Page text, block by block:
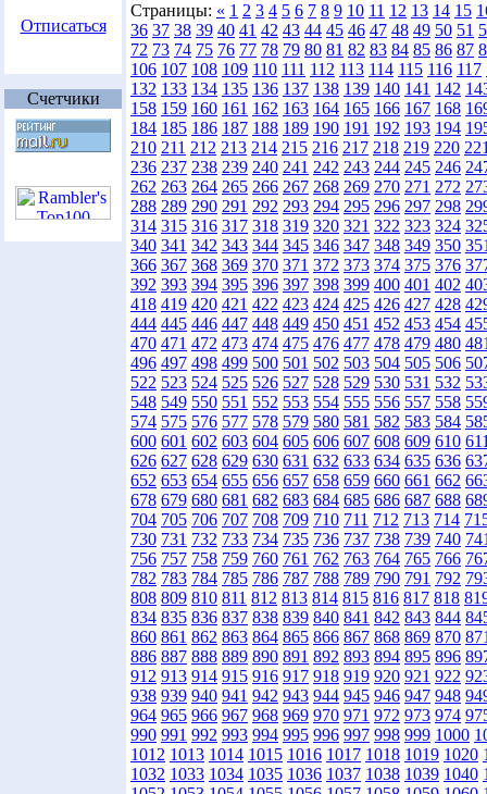
Отписаться
Счетчики
Страницы: « 1 2 3 4 5 6 7 8 9 10 11 12 13 14 15
36 37 38 39 40 41 42 43 44 45 46 47 48 49 50 51
72 73 74 75 76 77 78 79 80 81 82 83 84 85 86 87
106 107 108 109 110 111 112 113 114 115 116 117
132 133 134 135 136 137 138 139 140 141 142
158 159 160 161 162 163 164 165 166 167 168
184 185 186 187 188 189 190 191 192 193 194
210 211 212 213 214 215 216 217 218 219 220
236 237 238 239 240 241 242 243 244 245 246
262 263 264 265 266 267 268 269 270 271 272
288 289 290 291 292 293 294 295 296 297 298
314 315 316 317 318 319 320 321 322 323 324
340 341 342 343 344 345 346 347 348 349 350
366 367 368 369 370 371 372 373 374 375 376
392 393 394 395 396 397 398 399 400 401 402
418 419 420 421 422 423 424 425 426 427 428
444 445 446 447 448 449 450 451 452 453 454
470 471 472 473 474 475 476 477 478 479 480
496 497 498 499 500 501 502 503 504 505 506
522 523 524 525 526 527 528 529 530 531 532
548 549 550 551 552 553 554 555 556 557 558
574 575 576 577 578 579 580 581 582 583 584
600 601 602 603 604 605 606 607 608 609 610
626 627 628 629 630 631 632 633 634 635 636
652 653 654 655 656 657 658 659 660 661 662
678 679 680 681 682 683 684 685 686 687 688
704 705 706 707 708 709 710 711 712 713 714
730 731 732 733 734 735 736 737 738 739 740
756 757 758 759 760 761 762 763 764 765 766
782 783 784 785 786 787 788 789 790 791 792
808 809 810 811 812 813 814 815 816 817 818
834 835 836 837 838 839 840 841 842 843 844
860 861 862 863 864 865 866 867 868 869 870
886 887 888 889 890 891 892 893 894 895 896
912 913 914 915 916 917 918 919 920 921 922
938 939 940 941 942 943 944 945 946 947 948
964 965 966 967 968 969 970 971 972 973 974
990 991 992 993 994 995 996 997 998 999 1000
1012 1013 1014 1015 1016 1017 1018 1019 1020
1032 1033 1034 1035 1036 1037 1038 1039 1040